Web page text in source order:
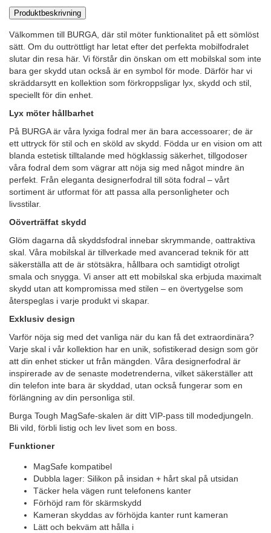
Produktbeskrivning
Välkommen till BURGA, där stil möter funktionalitet på ett sömlöst
sätt. Om du outtröttligt har letat efter det perfekta mobilfodralet
slutar din resa här. Vi förstår din önskan om ett mobilskal som inte
bara ger skydd utan också är en symbol för mode. Därför har vi
skräddarsytt en kollektion som förkroppsligar lyx, skydd och stil,
speciellt för din enhet.
Lyx möter hållbarhet
På BURGA är våra lyxiga fodral mer än bara accessoarer; de är
ett uttryck för stil och en sköld av skydd. Födda ur en vision om att
blanda estetisk tilltalande med högklassig säkerhet, tillgodoser
våra fodral dem som vägrar att nöja sig med något mindre än
perfekt. Från eleganta designerfodral till söta fodral – vårt
sortiment är utformat för att passa alla personligheter och
livsstilar.
Oöverträffat skydd
Glöm dagarna då skyddsfodral innebar skrymmande, oattraktiva
skal. Våra mobilskal är tillverkade med avancerad teknik för att
säkerställa att de är stötsäkra, hållbara och samtidigt otroligt
smala och snygga. Vi anser att ett mobilskal ska erbjuda maximalt
skydd utan att kompromissa med stilen – en övertygelse som
återspeglas i varje produkt vi skapar.
Exklusiv design
Varför nöja sig med det vanliga när du kan få det extraordinära?
Varje skal i vår kollektion har en unik, sofistikerad design som gör
att din enhet sticker ut från mängden. Våra designerfodral är
inspirerade av de senaste modetrenderna, vilket säkerställer att
din telefon inte bara är skyddad, utan också fungerar som en
förlängning av din personliga stil.
Burga Tough MagSafe-skalen är ditt VIP-pass till modedjungeln.
Bli vild, förbli listig och lev livet som en boss.
Funktioner
MagSafe kompatibel
Dubbla lager: Silikon på insidan + hårt skal på utsidan
Täcker hela vägen runt telefonens kanter
Förhöjd ram för skärmskydd
Kameran skyddas av förhöjda kanter runt kameran
Lätt och bekväm att hålla i